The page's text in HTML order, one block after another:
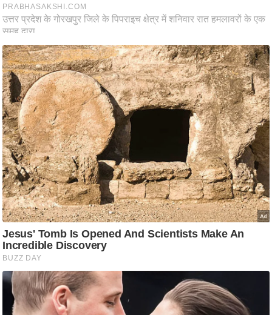
नी
ति
वि
श्ले
ष
ण
स
म
सा
म
यि
क
मा
तृ
भू
मि
स्तं
भ
ए